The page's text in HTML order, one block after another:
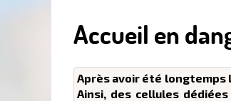
Accueil en
Après avoir été longtemps
Ainsi, des cellules